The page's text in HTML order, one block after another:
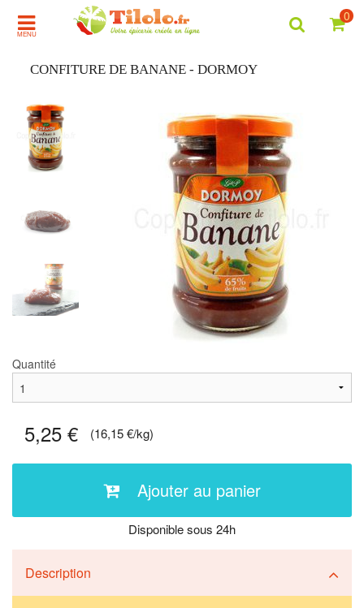
MENU
0
CONFITURE DE BANANE - DORMOY
Quantité
5,25 € (16,15 €/kg)
Ajouter au panier
Disponible sous 24h
Description